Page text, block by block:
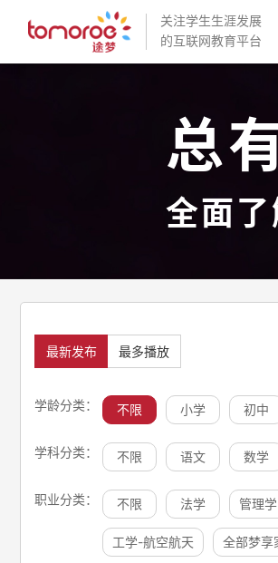
关注学生生涯发展
的互联网教育平台
总
全面
最新发布 最多播放
学龄分类： 不限 小学 初中
学科分类： 不限 语文 数学
职业分类： 不限 法学 管理学
工学-航空航天 全部梦享